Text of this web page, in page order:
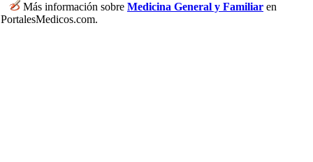
Más información sobre Medicina General y Familiar en
PortalesMedicos.com.